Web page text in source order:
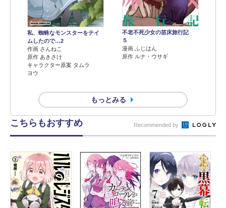
私、蜘蛛なモンスターをテイ
ムしたので…2
作画 さんねこ
原作 あきさけ
キャラクター原案 タムラ
ヨウ
不老不死少女の苗床旅行記
５
漫画 ふじはん
原作 ルナ・ウサギ
もっとみる
こちらもおすすめ Recommended by